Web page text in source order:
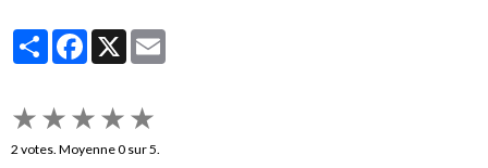
PartagerFacebook
X
★★★★★
2votes. Moyenne0 sur 5.